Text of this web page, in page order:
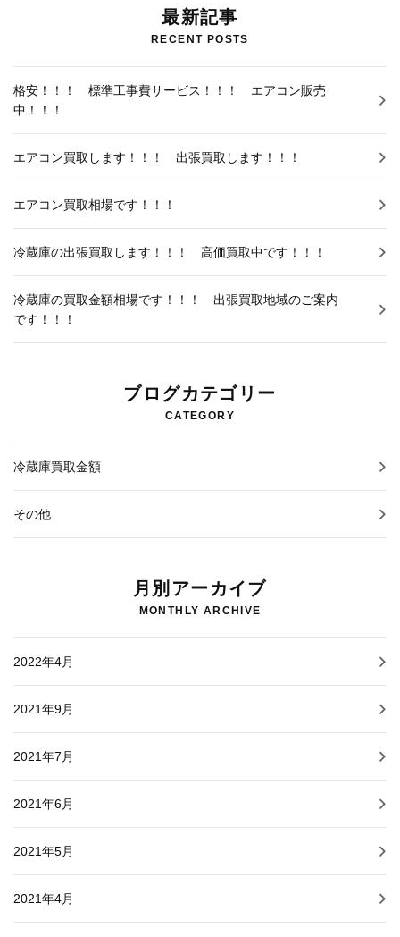
最新記事
RECENT POSTS
格安！！！ 標準工事費サービス！！！ エアコン販売
中！！！
エアコン買取します！！！ 出張買取します！！！
エアコン買取相場です！！！
冷蔵庫の出張買取します！！！ 高価買取中です！！！
冷蔵庫の買取金額相場です！！！ 出張買取地域のご案内
です！！！
ブログカテゴリー
CATEGORY
冷蔵庫買取金額
その他
月別アーカイブ
MONTHLY ARCHIVE
2022年4月
2021年9月
2021年7月
2021年6月
2021年5月
2021年4月